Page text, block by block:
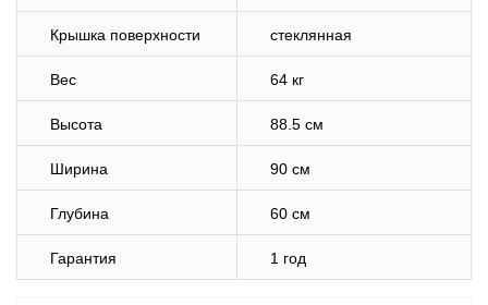
Крышка поверхности стеклянная
Вес 64 кг
Высота 88.5 см
Ширина 90 см
Глубина 60 см
Гарантия 1 год